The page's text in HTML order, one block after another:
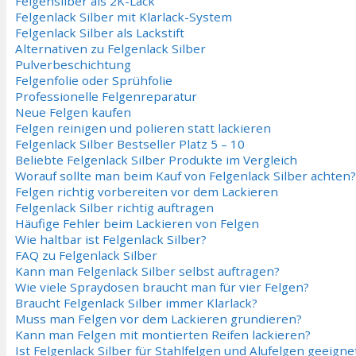
Felgenlack Silber mit Klarlack-System
Felgenlack Silber als Lackstift
Alternativen zu Felgenlack Silber
Pulverbeschichtung
Felgenfolie oder Sprühfolie
Professionelle Felgenreparatur
Neue Felgen kaufen
Felgen reinigen und polieren statt lackieren
Felgenlack Silber Bestseller Platz 5 – 10
Beliebte Felgenlack Silber Produkte im Vergleich
Worauf sollte man beim Kauf von Felgenlack Silber achten?
Felgen richtig vorbereiten vor dem Lackieren
Felgenlack Silber richtig auftragen
Häufige Fehler beim Lackieren von Felgen
Wie haltbar ist Felgenlack Silber?
FAQ zu Felgenlack Silber
Kann man Felgenlack Silber selbst auftragen?
Wie viele Spraydosen braucht man für vier Felgen?
Braucht Felgenlack Silber immer Klarlack?
Muss man Felgen vor dem Lackieren grundieren?
Kann man Felgen mit montierten Reifen lackieren?
Ist Felgenlack Silber für Stahlfelgen und Alufelgen